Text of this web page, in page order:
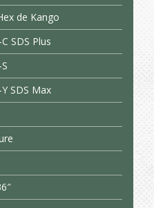
de Kango
SDS Plus
SDS Max